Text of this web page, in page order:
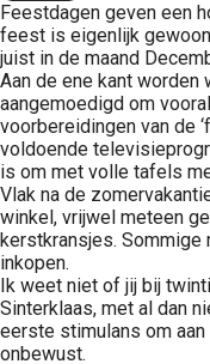
Feestdagen geven een
feest is eigenlijk
juist in de maand
Aan de ene kant
aangemoedigd om
voorbereidingen van de
voldoende
is om met volle tafels
Vlak na de
winkel, vrijwel meteen
kerstkransjes. Sommige
inkopen.
Ik weet niet of jij bij
Sinterklaas, met al dan
eerste stimulans om
onbewust.